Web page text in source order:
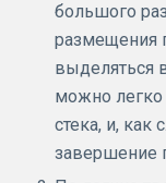
большого
размещения
выделяться
можно легко
стека, и, как
завершение